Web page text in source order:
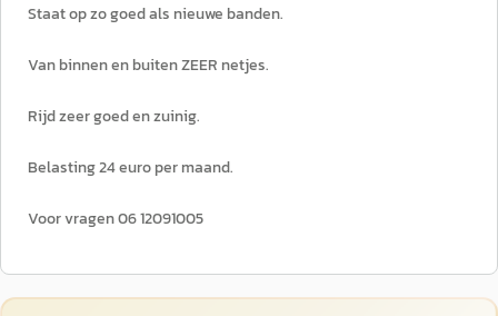
Staat op zo goed als nieuwe banden.
Van binnen en buiten ZEER netjes.
Rijd zeer goed en zuinig.
Belasting 24 euro per maand.
Voor vragen 06 12091005